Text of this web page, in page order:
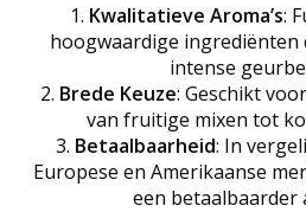
Kwalitatieve Aroma’s:
hoogwaardige ingrediënten
intense
Brede Keuze: Geschikt
van fruitige mixen tot
Betaalbaarheid: In
Europese en Amerikaanse
een betaalbaarder